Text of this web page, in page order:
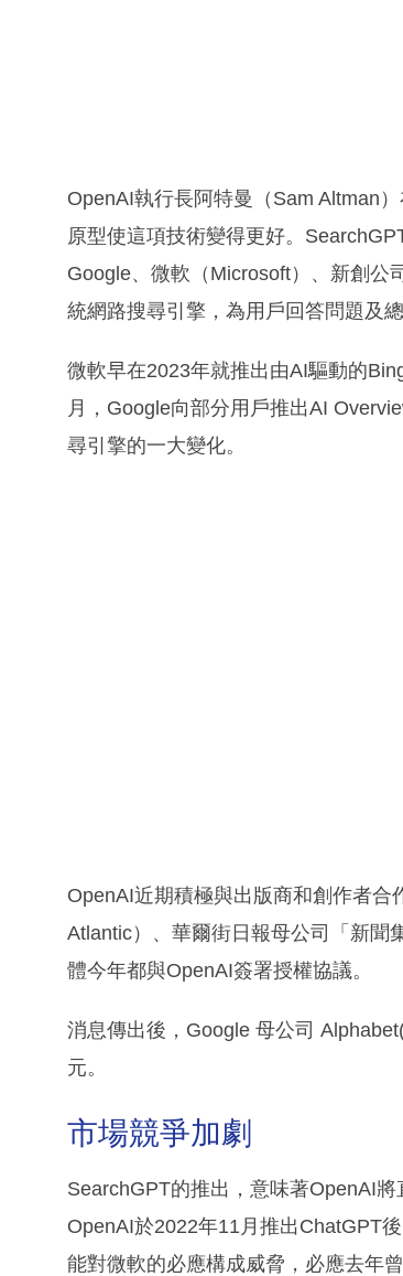
OpenAI執行長阿特曼（Sam Altman
原型使這項技術變得更好。
Google、微軟（Microsoft）、新創公
統網路搜尋引擎，為用戶回答問題及總
微軟早在2023年就推出由AI驅動的
月，Google向部分用戶推出AI
尋引擎的一大變化。
OpenAI近期積極與出版商和創作者
Atlantic）、華爾街日報母公司「新聞
體今年都與OpenAI簽署授權協議。
消息傳出後，Google 母公司
元。
市場競爭加劇
SearchGPT的推出，意味著OpenAI
OpenAI於2022年11月推出ChatGPT
能對微軟的必應構成威脅，必應去年